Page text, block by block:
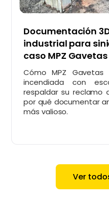
Documentación
industrial para
caso MPZ Gavetas
Cómo MPZ
incendiada con
respaldar su reclamo
por qué documentar
más valioso.
Ver